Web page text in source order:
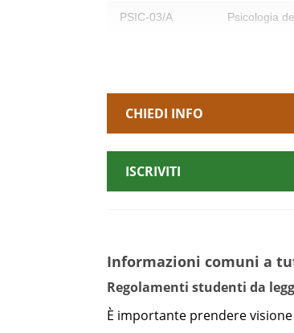
PSIC-03/A Psicologia
2° Anno di
PAED-02/A Sistemi
Esame a
Prova finale
Lingua
CHIEDI INFO
ISCRIVITI
Informazioni comuni a
Regolamenti studenti da
È importante prendere